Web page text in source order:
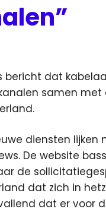
bericht dat
samen
diensten
De website
de
dat zich in
dat er voor